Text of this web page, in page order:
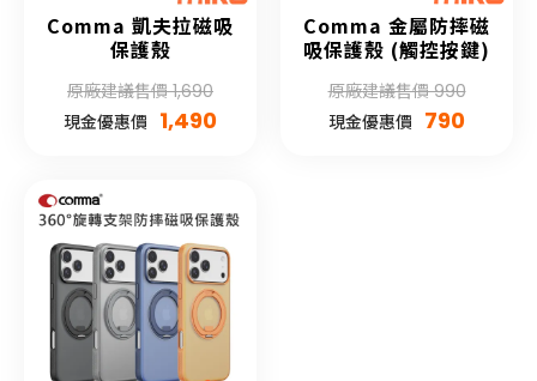
Comma 凱夫拉磁吸
保護殼
原廠建議售價 1,690
現金優惠價 1,490
Comma 金屬防摔磁
吸保護殼 (觸控按鍵)
原廠建議售價 990
現金優惠價 790